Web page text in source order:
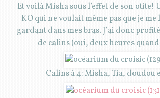
Et voilà Misha sous l’effet de son otite!
KO qui ne voulait même pas que je me
gardant dans mes bras. J’ai donc
de calins (oui, deux heures
Calins à 4: Misha, Tia, doudou